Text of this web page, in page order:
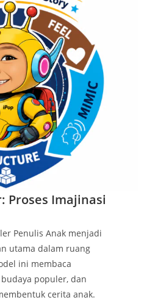
Proses Imajinasi
Penulis Anak menjadi
utama dalam ruang
ini membaca
populer, dan
cerita anak.